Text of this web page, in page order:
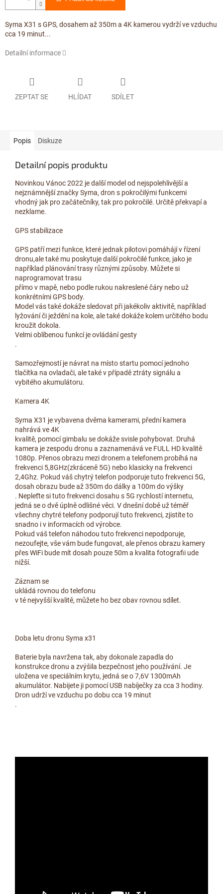
Syma X31 s GPS, dosahem až 350m a 4K kamerou vydrží ve vzduchu
cca 19 minut...
Detailní informace
ZEPTAT SE HLÍDAT SDÍLET
Popis Diskuze
Detailní popis produktu
Novinkou Vánoc 2022 je další model od nejspolehlivější a
nejznámnější značky Syma, dron s pokročilými funkcemi
vhodný jak pro začátečníky, tak pro pokročilé. Určitě překvapí a
nezklame.
GPS stabilizace
GPS patří mezi funkce, které jednak pilotovi pomáhájí v řízení
dronu,ale také mu poskytuje další pokročilé funkce, jako je
například plánování trasy různými způsoby. Můžete si
naprogramovat trasu
přímo v mapě, nebo podle rukou nakreslené čáry nebo už
konkrétními GPS body.
Model vás také dokáže sledovat při jakékoliv aktivitě, například
lyžování či ježdění na kole, ale také dokáže kolem určitého bodu
kroužit dokola.
Velmi oblíbenou funkcí je ovládání gesty
.
Samozřejmostí je návrat na místo startu pomocí jednoho
tlačítka na ovladači, ale také v případě ztráty signálu a
vybitého akumulátoru.
Kamera 4K
Syma X31 je vybavena dvěma kamerami, přední kamera
nahrává ve 4K
kvalitě, pomocí gimbalu se dokáže svisle pohybovat. Druhá
kamera je zespodu dronu a zaznamenává ve FULL HD kvalitě
1080p. Přenos obrazu mezi dronem a telefonem probíhá na
frekvenci 5,8GHz(zkráceně 5G) nebo klasicky na frekvenci
2,4Ghz. Pokud váš chytrý telefon podporuje tuto frekvenci 5G,
dosah obrazu bude až 350m do dálky a 100m do výšky
. Nepleťte si tuto frekvenci dosahu s 5G rychlostí internetu,
jedná se o dvě úplně odlišné věci. V dnešní době už téměř
všechny chytré telefony podporují tuto frekvenci, zjistíte to
snadno i v informacích od výrobce.
Pokud váš telefon náhodou tuto frekvenci nepodporuje,
nezoufejte, vše vám bude fungovat, ale přenos obrazu kamery
přes WiFi bude mít dosah pouze 50m a kvalita fotografii ude
nižší.
Záznam se
ukládá rovnou do telefonu
v té nejvyšší kvalitě, můžete ho bez obav rovnou sdílet.
Doba letu dronu Syma x31
Baterie byla navržena tak, aby dokonale zapadla do
konstrukce dronu a zvýšila bezpečnost jeho používání. Je
uložena ve speciálním krytu, jedná se o 7,6V 1300mAh
akumulátor. Nabijete ji pomocí USB nabíječky za cca 3 hodiny.
Dron udrží ve vzduchu po dobu cca 19 minut
.